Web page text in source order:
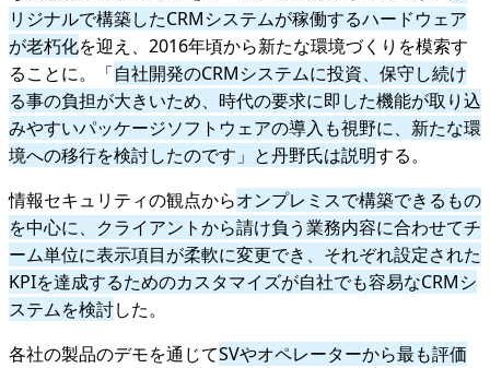
リジナルで構築したCRMシステムが稼働するハードウェア
が老朽化を迎え、2016年頃から新たな環境づくりを模索す
ることに。「自社開発のCRMシステムに投資、保守し続け
る事の負担が大きいため、時代の要求に即した機能が取り込
みやすいパッケージソフトウェアの導入も視野に、新たな環
境への移行を検討したのです」と丹野氏は説明する。
情報セキュリティの観点からオンプレミスで構築できるもの
を中心に、クライアントから請け負う業務内容に合わせてチ
ーム単位に表示項目が柔軟に変更でき、それぞれ設定された
KPIを達成するためのカスタマイズが自社でも容易なCRMシ
ステムを検討した。
各社の製品のデモを通じてSVやオペレーターから最も評価